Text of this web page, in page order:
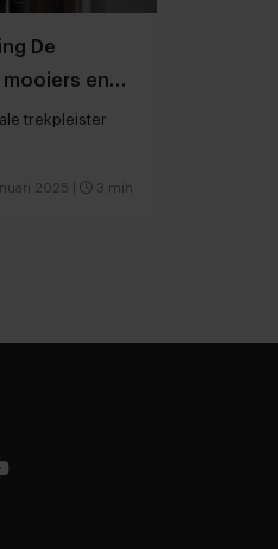
De
en
trekpleister
2025 3 min